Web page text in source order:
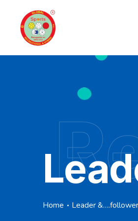
Home Leader &….follower